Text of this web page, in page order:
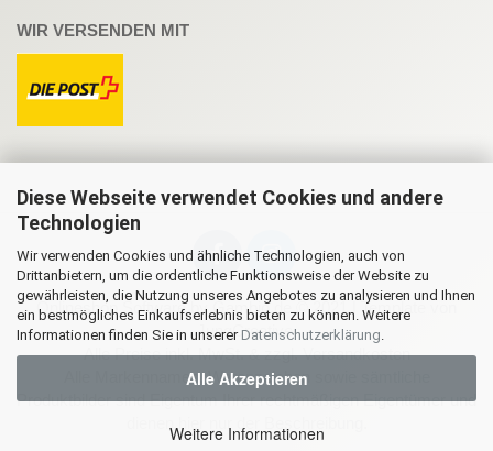
Diese Webseite verwendet Cookies und andere
Technologien
Wir verwenden Cookies und ähnliche Technologien, auch von
Drittanbietern, um die ordentliche Funktionsweise der Website zu
gewährleisten, die Nutzung unseres Angebotes zu analysieren und Ihnen
ein bestmögliches Einkaufserlebnis bieten zu können. Weitere
Informationen finden Sie in unsererDatenschutzerklärung.
Alle Akzeptieren
Weitere Informationen
WIR VERSENDEN MIT
Onlineshop Softwareby Gambio.de © 2021 | Template von
JungCreative.
Alle Preise inkl. MwSt. & zzgl. Versandkosten
Alle Markennamen, Warenzeichen sowie sämtliche
Produktbilder sind Eigentum Ihrer rechtmäßigen Eigentümer und